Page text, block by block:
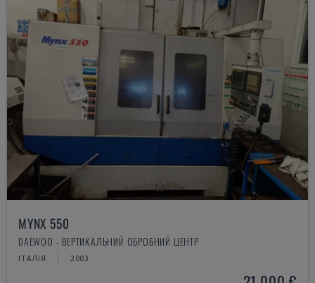
MYNX 550
DAEWOO - ВЕРТИКАЛЬНИЙ ОБРОБНИЙ ЦЕНТР
ІТАЛІЯ 2003